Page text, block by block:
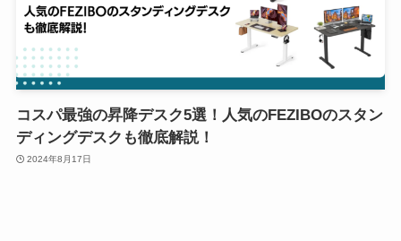
コスパ最強の昇降デスク5選！人気のFEZIBOのスタン
ディングデスクも徹底解説！
2024年8月17日